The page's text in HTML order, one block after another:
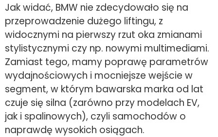
Jak widać, BMW nie zdecydowało się na
przeprowadzenie dużego liftingu, z
widocznymi na pierwszy rzut oka zmianami
stylistycznymi czy np. nowymi multimediami.
Zamiast tego, mamy poprawę parametrów
wydajnościowych i mocniejsze wejście w
segment, w którym bawarska marka od lat
czuje się silna (zarówno przy modelach EV,
jak i spalinowych), czyli samochodów o
naprawdę wysokich osiągach.